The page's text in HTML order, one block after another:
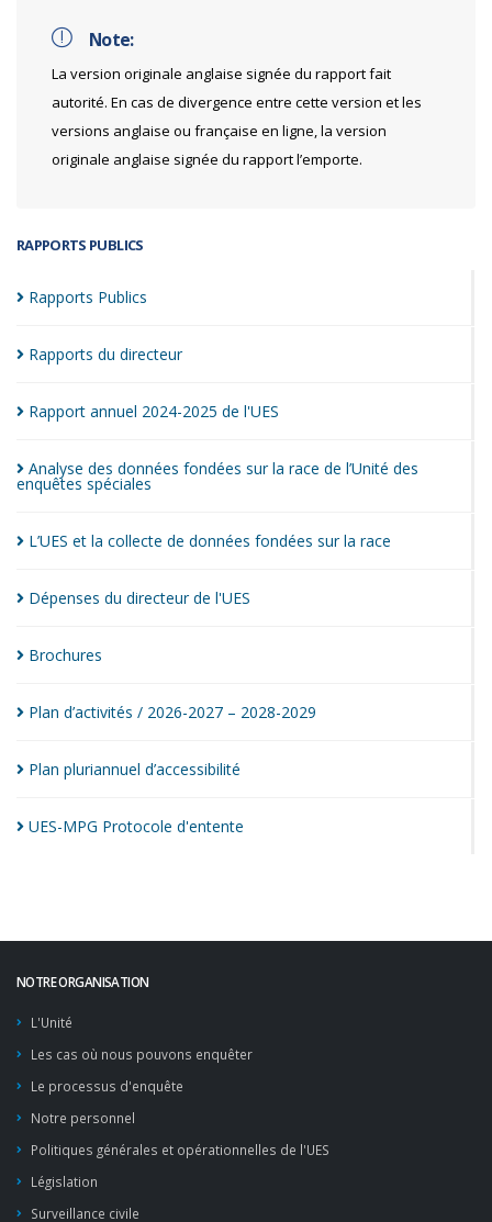
RAPPORTS PUBLICS
Rapports Publics
Rapports du directeur
Rapport annuel 2024-2025 de l'UES
Analyse des données fondées sur la race de l’Unité des
enquêtes spéciales
L’UES et la collecte de données fondées sur la race
Dépenses du directeur de l'UES
Brochures
Plan d’activités / 2026-2027 – 2028-2029
Plan pluriannuel d’accessibilité
UES-MPG Protocole d'entente
Note:
La version originale anglaise signée du rapport fait
autorité. En cas de divergence entre cette version et les
versions anglaise ou française en ligne, la version
originale anglaise signée du rapport l’emporte.
NOTRE ORGANISATION
L'Unité
Les cas où nous pouvons enquêter
Le processus d'enquête
Notre personnel
Politiques générales et opérationnelles de l'UES
Législation
Surveillance civile